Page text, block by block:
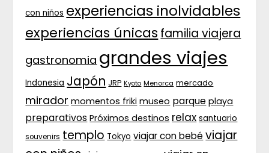
con niños experiencias inolvidables
experiencias únicas familia viajera
gastronomia grandes viajes
Indonesia Japón JRP Kyoto Menorca mercado
mirador momentos friki museo parque playa
preparativos Próximos destinos relax santuario
souvenirs templo Tokyo viajar con bebé viajar